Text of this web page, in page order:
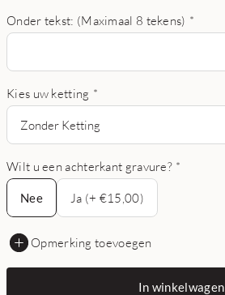
Onder tekst: (Maximaal 8 tekens) *
Kies uw ketting *
Zonder Ketting
Wilt u een achterkant gravure? *
Nee
Nee
Ja (+ €15,00)
Opmerking toevoegen
In winkelwagen